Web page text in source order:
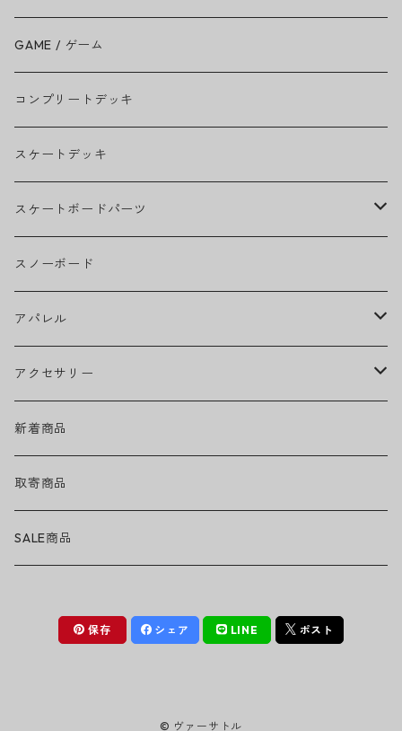
BEASTIE BOYS
THE BEATLES
BILLIE EILISH
BOB MARLEY
CAMILA CABELLO
Ed Sheeran
EMINEM
GREEN DAY
GUNS N' ROSES
LADY GAGA
MICHAEL JACKSON
GAME / ゲーム
コンプリートデッキ
スケートデッキ
スケートボードパーツ
グリップテープ
ウィール
ベアリング
トラック
ヘルメット・プロテクター
アクセサリー・小物
スノーボード
アパレル
ヘッドウェア
キャップ
ハット
ネックウェア
トップス
Tシャツ・ロングTシャツ
パーカー・スウェット
ボトムス
パンツ・ズボン
シューズ
アクセサリー
ハードグッズ
バッグ・ポーチ
サングラス
ステッカー
新着商品
取寄商品
SALE商品
保存 シェア LINE ポスト
© ヴァーサトル